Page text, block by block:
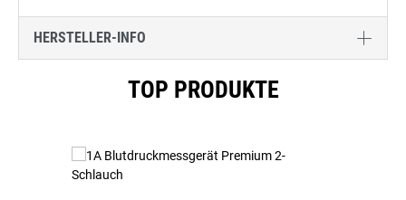
HERSTELLER-INFO
TOP PRODUKTE